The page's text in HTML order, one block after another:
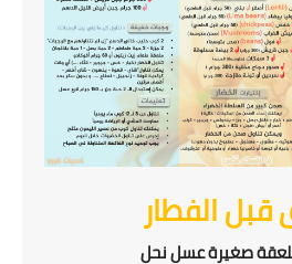
قبل الفطار